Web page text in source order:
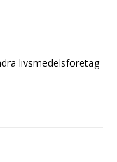
livsmedelsföretag